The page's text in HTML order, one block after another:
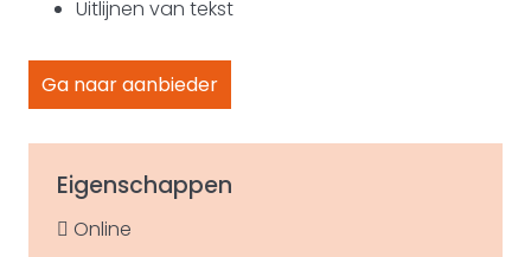
Uitlijnen van tekst
Ga naar aanbieder
Eigenschappen
Online